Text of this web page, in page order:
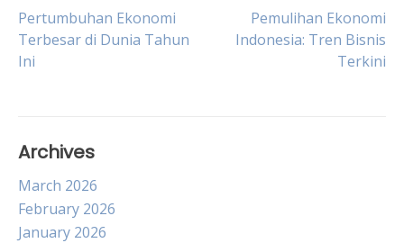
Post
navigation
Pertumbuhan Ekonomi
Terbesar di Dunia Tahun
Ini
Pemulihan Ekonomi
Indonesia: Tren Bisnis
Terkini
Archives
March 2026
February 2026
January 2026